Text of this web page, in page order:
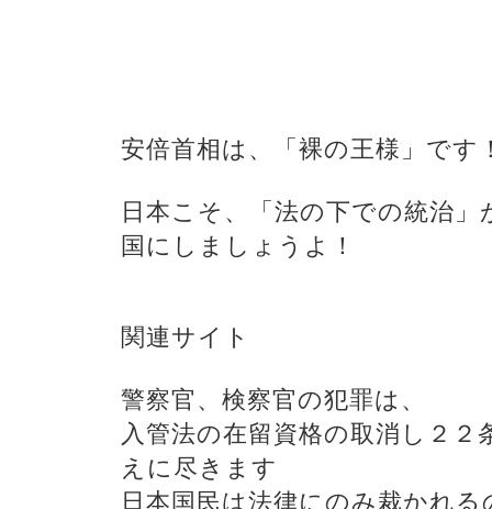
安倍首相は、「裸の王様」です
日本こそ、「法の下での統治
国にしましょうよ！
関連サイト
警察官、検察官の犯罪は、
入管法の在留資格の取消し２２
えに尽きます
日本国民は法律にのみ裁かれる